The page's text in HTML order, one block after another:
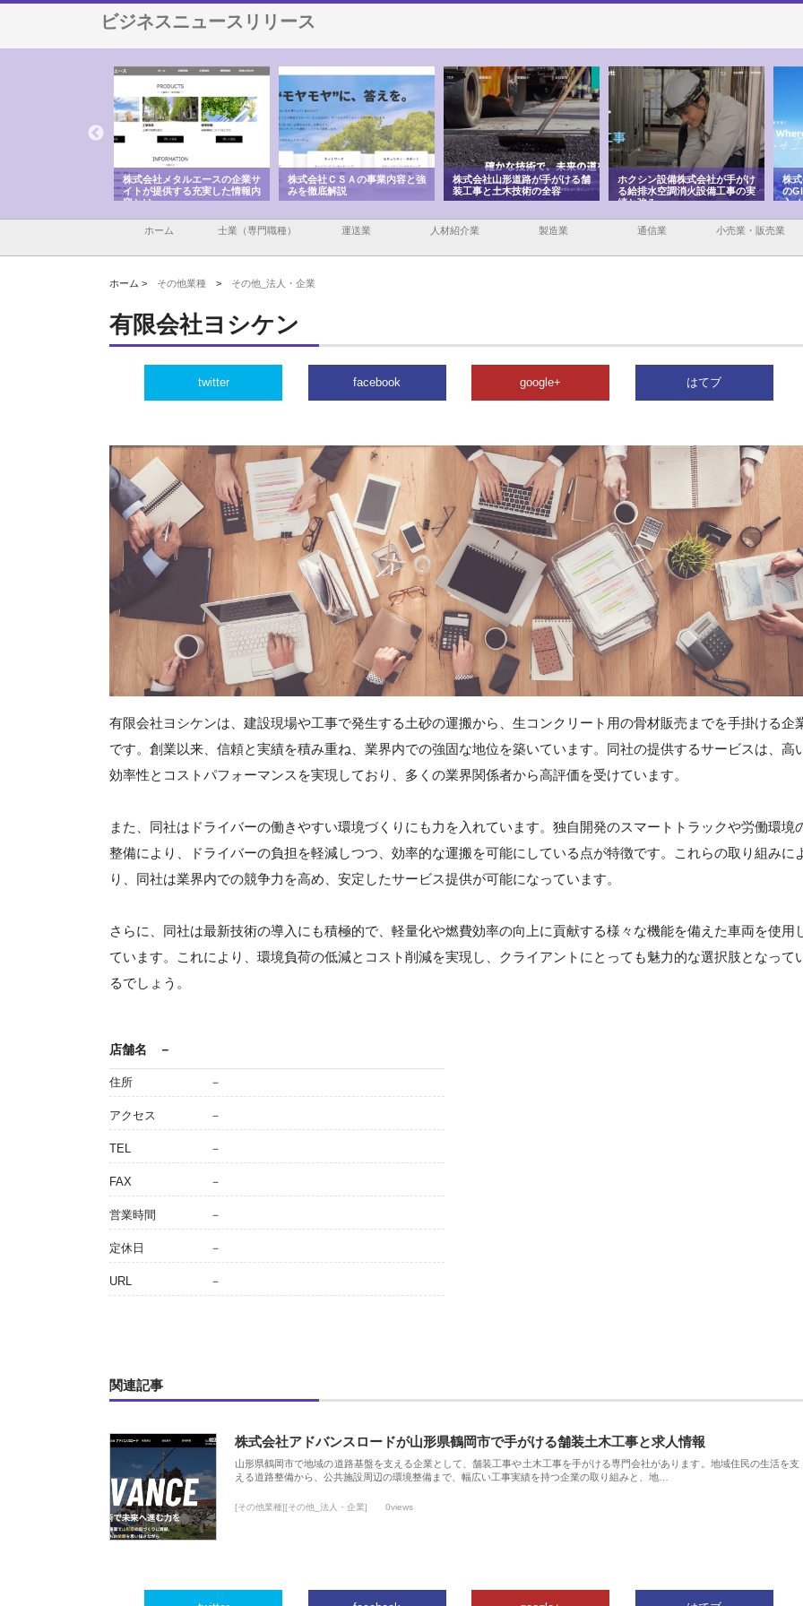
ビジネスニュースリリース
株式会社メタルエースの企業サ
イトが提供する充実した情報内
容とは
株式会社ＣＳＡの事業内容と強
みを徹底解説
株式会社山形道路が手がける舗
装工事と土木技術の全容
ホクシン設備株式会社が手がけ
る給排水空調消火設備工事の実
績と強み
株
の
入
ホーム 士業（専門職種） 運送業 人材紹介業 製造業 通信業 小売業・販売業
ホーム > その他業種 > その他_法人・企業
有限会社ヨシケン
twitter facebook google+ はてブ
有限会社ヨシケンは、建設現場や工事で発生する土砂の運搬から、生コンクリート用の骨材販売までを手掛ける企
です。創業以来、信頼と実績を積み重ね、業界内での強固な地位を築いています。同社の提供するサービスは、高
効率性とコストパフォーマンスを実現しており、多くの業界関係者から高評価を受けています。
また、同社はドライバーの働きやすい環境づくりにも力を入れています。独自開発のスマートトラックや労働環境
整備により、ドライバーの負担を軽減しつつ、効率的な運搬を可能にしている点が特徴です。これらの取り組みに
り、同社は業界内での競争力を高め、安定したサービス提供が可能になっています。
さらに、同社は最新技術の導入にも積極的で、軽量化や燃費効率の向上に貢献する様々な機能を備えた車両を使用
ています。これにより、環境負荷の低減とコスト削減を実現し、クライアントにとっても魅力的な選択肢となって
るでしょう。
店舗名 －
住所 －
アクセス －
TEL －
FAX －
営業時間 －
定休日 －
URL －
関連記事
株式会社アドバンスロードが山形県鶴岡市で手がける舗装土木工事と求人情報
山形県鶴岡市で地域の道路基盤を支える企業として、舗装工事や土木工事を手がける専門会社があります。地域住民の生活を支
える道路整備から、公共施設周辺の環境整備まで、幅広い工事実績を持つ企業の取り組みと、地…
[その他業種][その他_法人・企業] 0views